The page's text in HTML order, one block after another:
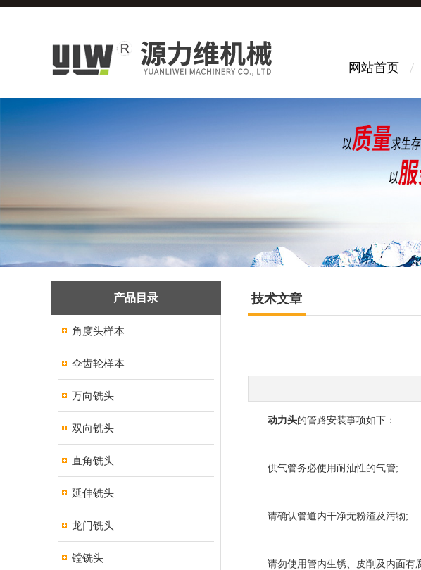
网站首页
产品目录
角度头样本
伞齿轮样本
万向铣头
双向铣头
直角铣头
延伸铣头
龙门铣头
镗铣头
技术文章
动力头的管路安装事项如下：
供气管务必使用耐油性的气管;
请确认管道内干净无粉渣及污物;
请勿使用管内生锈、皮削及内面有